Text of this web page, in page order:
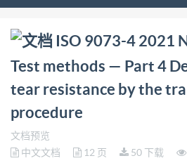
问:哪里下载ISO 9073-4 2021
methods — Part 4
the trapezoid procedure答:请
ISO 9073-4 2021
Test methods — Part 4
tear resistance by the
procedure
文档预览
中文文档
12 页 50 下载